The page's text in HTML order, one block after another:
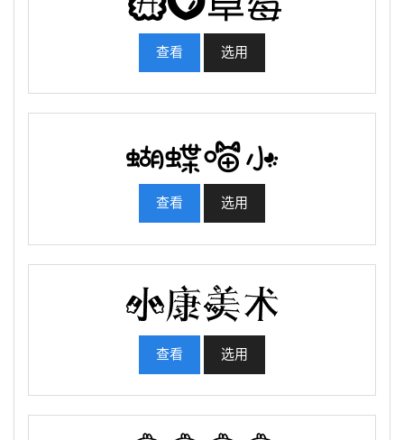
查看 选用
查看 选用
查看 选用